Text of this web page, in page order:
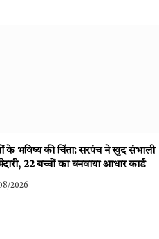
के भविष्य की चिंता: सरपंच ने खुद संभाली
22 बच्चों का बनवाया आधार कार्ड
2026